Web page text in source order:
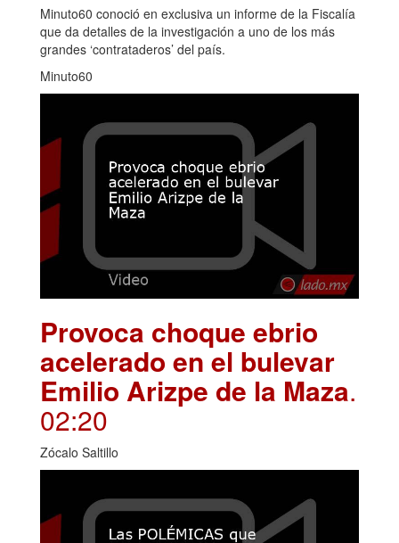
Minuto60 conoció en exclusiva un informe de la Fiscalía
que da detalles de la investigación a uno de los más
grandes ‘contrataderos’ del país.
Minuto60
Provoca choque ebrio
acelerado en el bulevar
Emilio Arizpe de la Maza.
02:20
Zócalo Saltillo